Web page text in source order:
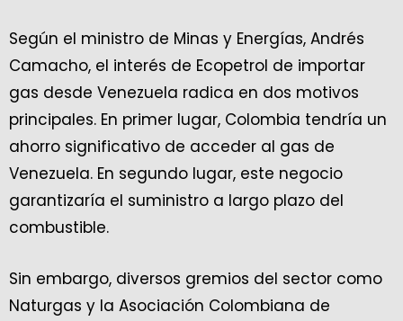
Según el ministro de Minas y Energías, Andrés
Camacho, el interés de Ecopetrol de importar
gas desde Venezuela radica en dos motivos
principales. En primer lugar, Colombia tendría un
ahorro significativo de acceder al gas de
Venezuela. En segundo lugar, este negocio
garantizaría el suministro a largo plazo del
combustible.
Sin embargo, diversos gremios del sector como
Naturgas y la Asociación Colombiana de